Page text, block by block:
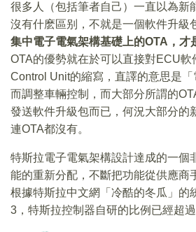
很多人（包括筆者自己）一直以為新
沒有什麽區别，不就是一個軟件升級
集中電子電氣架構基礎上的OTA，才
OTA的優勢就在於可以直接對ECU
Control Unit的縮寫，直譯的意思是
而調整車輛控制，而大部分所謂的
發送軟件升級包而已，何況大部分的
連OTA都沒有。
特斯拉電子電氣架構設計達成的一個
能的重新分配，不斷把功能從供應商
根據特斯拉中文網「冷酷的冬瓜」的
3，特斯拉控制器自研的比例已經超過